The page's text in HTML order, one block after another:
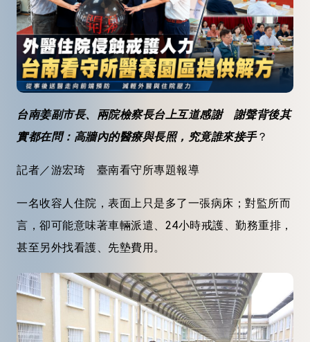
台南姜副市長、兩院檢察長台上互道感謝 謝聲背後其
實都在問：高牆內的醫療與長照，究竟誰來接手？
記者／游宏琦 臺南看守所專題報導
一名收容人住院，表面上只是多了一張病床；對監所而
言，卻可能意味著車輛派遣、24小時戒護、勤務重排，
甚至另外找看護、先墊費用。